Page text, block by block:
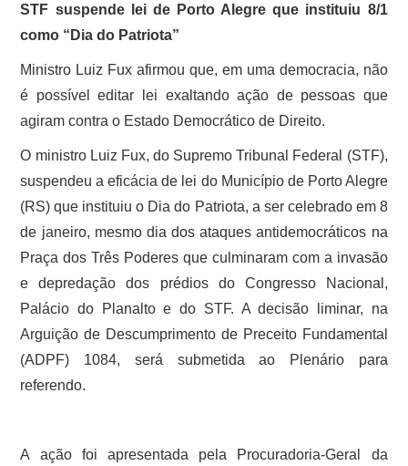
STF suspende lei de Porto Alegre que instituiu 8/1
como “Dia do Patriota”
Ministro Luiz Fux afirmou que, em uma democracia, não
é possível editar lei exaltando ação de pessoas que
agiram contra o Estado Democrático de Direito.
O ministro Luiz Fux, do Supremo Tribunal Federal (STF),
suspendeu a eficácia de lei do Município de Porto Alegre
(RS) que instituiu o Dia do Patriota, a ser celebrado em 8
de janeiro, mesmo dia dos ataques antidemocráticos na
Praça dos Três Poderes que culminaram com a invasão
e depredação dos prédios do Congresso Nacional,
Palácio do Planalto e do STF. A decisão liminar, na
Arguição de Descumprimento de Preceito Fundamental
(ADPF) 1084, será submetida ao Plenário para
referendo.
A ação foi apresentada pela Procuradoria-Geral da